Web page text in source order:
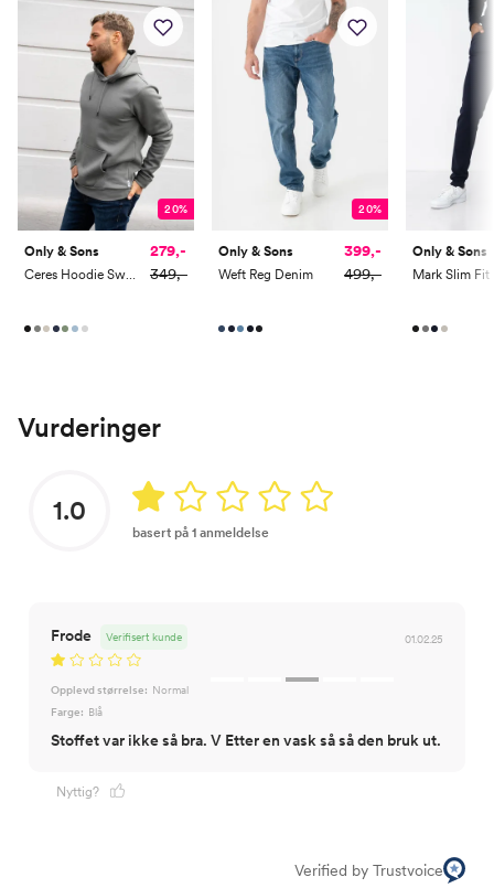
20%
Only & Sons
Ceres Hoodie Sweat
279,-
349,-
20%
Only & Sons
Weft Reg Denim
399,-
499,-
Only & Sons
Mark Slim Fit
Vurderinger
1.0
basert på 1 anmeldelse
Frode 01.02.25
Verifisert kunde
Opplevd størrelse: Normal
Farge: Blå
Stoffet var ikke så bra. V Etter en vask så så den bruk ut.
Nyttig?
Verified by Trustvoice